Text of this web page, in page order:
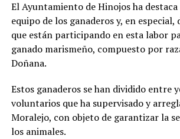
El Ayuntamiento de Hinojos ha
equipo de los ganaderos y, en especial,
que están participando en esta labor
ganado marismeño, compuesto por
Doñana.
Estos ganaderos se han dividido entre
voluntarios que ha supervisado y
Moralejo, con objeto de garantizar la
los animales.